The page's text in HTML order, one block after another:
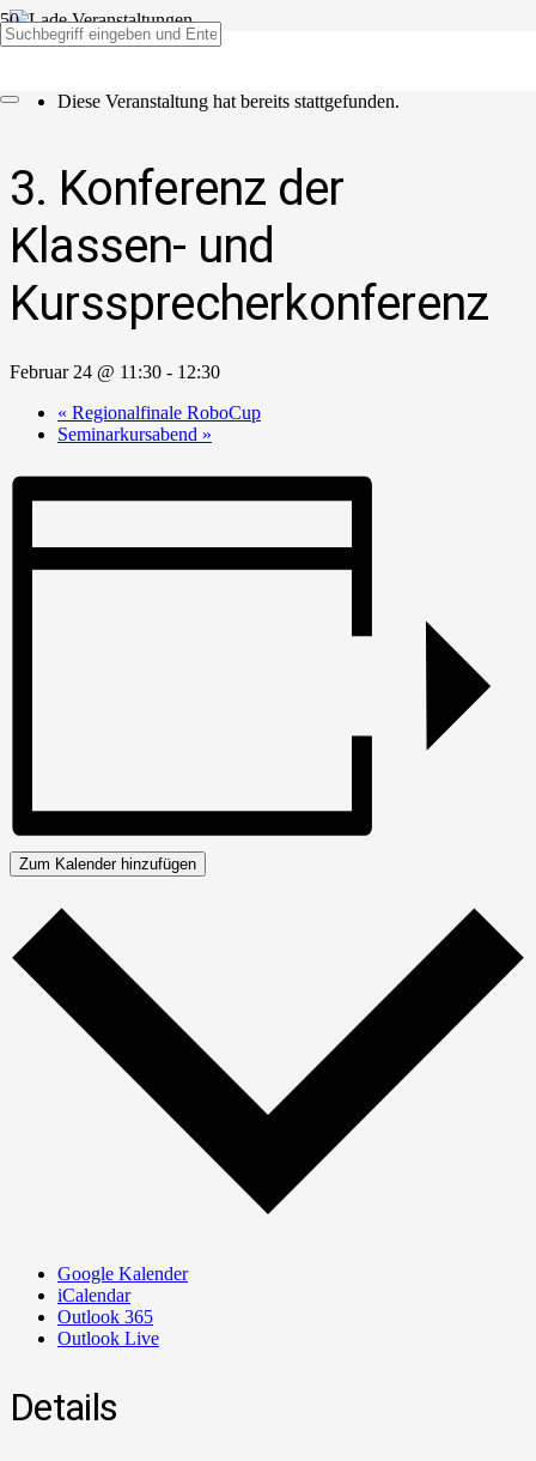
Diese Veranstaltung hat bereits stattgefunden.
3. Konferenz der
Klassen- und
Kurssprecherkonferenz
Februar 24 @ 11:30 - 12:30
« Regionalfinale RoboCup
Seminarkursabend »
Zum Kalender hinzufügen
Google Kalender
iCalendar
Outlook 365
Outlook Live
Details